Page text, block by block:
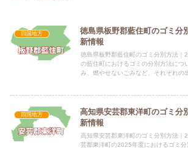
四国地方
徳島県板野郡藍住町のゴミ分
新情報
徳島県板野郡藍住町のゴミ分別方法｜
の藍住町におけるゴミの分別方法につ
み、燃やせないごみなど、それぞれの
四国地方
高知県安芸郡東洋町のゴミ分
新情報
高知県安芸郡東洋町のゴミ分別方法｜
芸郡東洋町の2025年度におけるゴミ